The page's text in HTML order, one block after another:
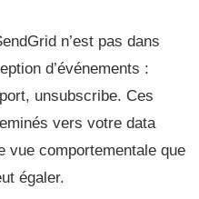
n’est pas dans
d’événements :
unsubscribe. Ces
vers votre data
vue comportementale que
égaler.